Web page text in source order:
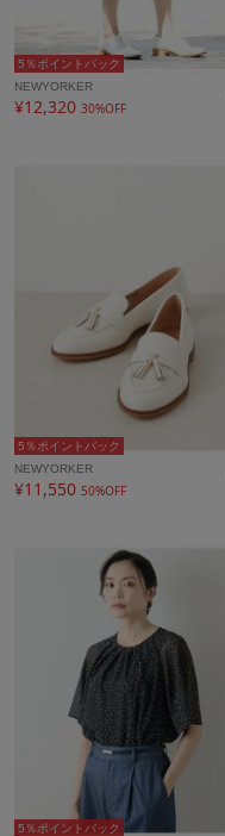
5％ポイントバック
NEWYORKER
¥12,320 30%OFF
5％ポイントバック
NEWYORKER
¥11,550 50%OFF
5％ポイントバック